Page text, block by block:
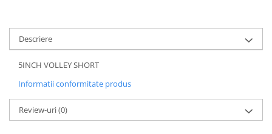
Descriere
5INCH VOLLEY SHORT
Informatii conformitate produs
Review-uri(0)